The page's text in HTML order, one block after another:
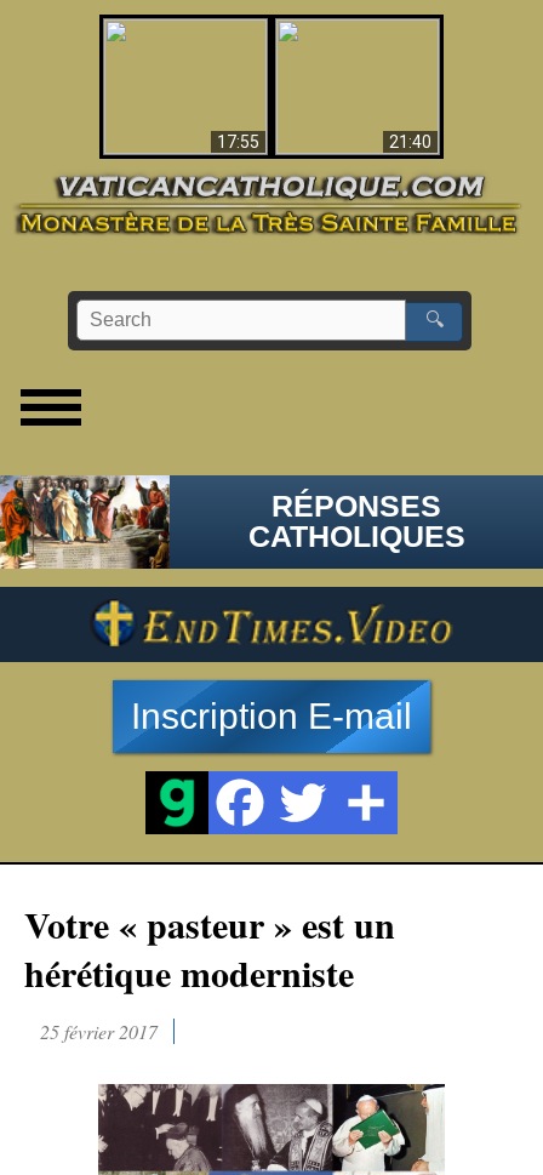
17:55
21:40
🔍
RÉPONSES
CATHOLIQUES
Inscription E-mail
Votre « pasteur » est un
hérétique moderniste
25 février 2017